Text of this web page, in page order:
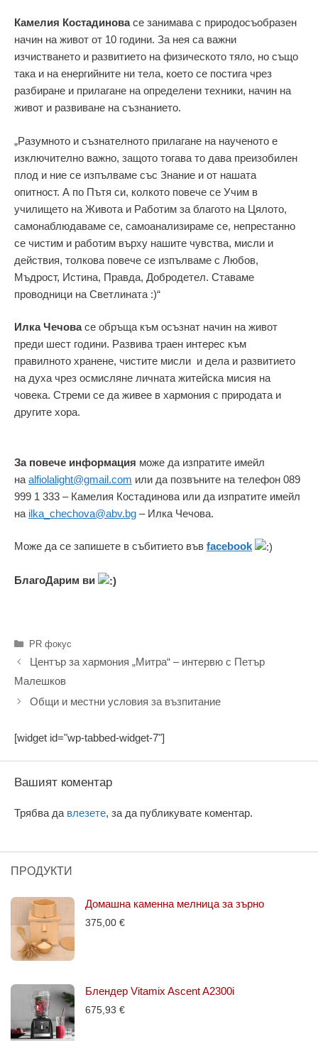
Камелия Костадиновасе занимава с природосъобразен
начин на живот от 10 години. За нея са важни
изчистването и развитието на физическото тяло, но също
така и на енергийните ни тела, което се постига чрез
разбиране и прилагане на определени техники, начин на
живот и развиване на съзнанието.
„Разумното и съзнателното прилагане на наученото е
изключително важно, защото тогава то дава преизобилен
плод и ние се изпълваме със Знание и от нашата
опитност. А по Пътя си, колкото повече се Учим в
училището на Живота и Работим за благото на Цялото,
самонаблюдаваме се, самоанализираме се, непрестанно
се чистим и работим върху нашите чувства, мисли и
действия, толкова повече се изпълваме с Любов,
Мъдрост, Истина, Правда, Добродетел. Ставаме
проводници на Светлината :)“
Илка Чечовасе обръща към осъзнат начин на живот
преди шест години. Развива траен интерес към
правилното хранене, чистите мисли и дела и развитието
на духа чрез осмисляне личната житейска мисия на
човека. Стреми се да живее в хармония с природата и
другите хора.
За повече информация може да изпратите имейл
на alfiolalight@gmail.com или да позвъните на телефон 089
999 1 333 – Камелия Костадинова или да изпратите имейл
на ilka_chechova@abv.bg – Илка Чечова.
Може да се запишете в събитието във facebook
БлагоДарим ви
Категории
PR фокус
Център за хармония „Митра“ – интервю с Петър
Малешков
Общи и местни условия за възпитание
[widget id="wp-tabbed-widget-7"]
Вашият коментар
Трябва да влезете, за да публикувате коментар.
ПРОДУКТИ
Домашна каменна мелница за зърно
375,00 €
Блендер Vitamix Ascent A2300i
675,93 €